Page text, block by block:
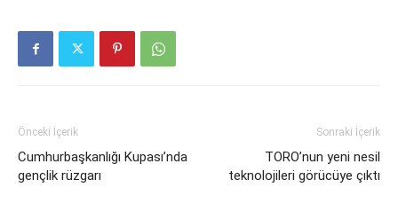
Önceki İçerik
Cumhurbaşkanlığı Kupası’nda
gençlik rüzgarı
Sonraki İçerik
TORO’nun yeni nesil
teknolojileri görücüye çıktı